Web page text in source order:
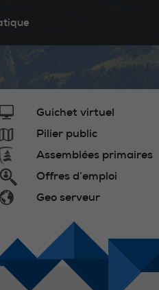
Guichet virtuel
Pilier public
Assemblées primaires
Offres d’emploi
Geo serveur